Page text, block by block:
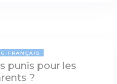
FRANÇAIS
punis pour les
?